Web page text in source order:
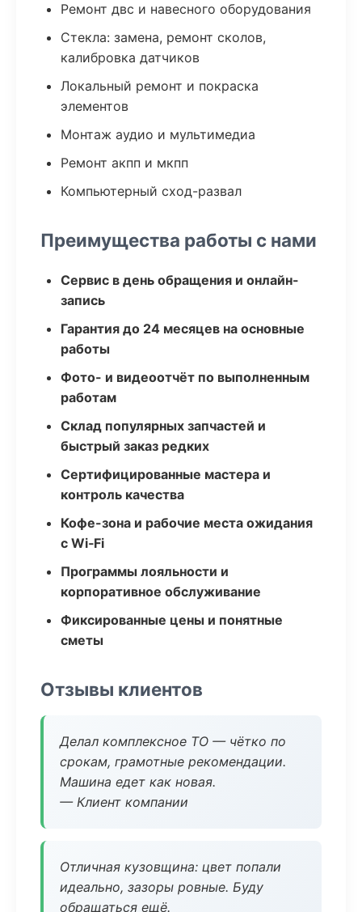
Ремонт двс и навесного оборудования
Стекла: замена, ремонт сколов,
калибровка датчиков
Локальный ремонт и покраска
элементов
Монтаж аудио и мультимедиа
Ремонт акпп и мкпп
Компьютерный сход-развал
Преимущества работы с нами
Сервис в день обращения и онлайн-
запись
Гарантия до 24 месяцев на основные
работы
Фото- и видеоотчёт по выполненным
работам
Склад популярных запчастей и
быстрый заказ редких
Сертифицированные мастера и
контроль качества
Кофе-зона и рабочие места ожидания
с Wi‑Fi
Программы лояльности и
корпоративное обслуживание
Фиксированные цены и понятные
сметы
Отзывы клиентов
Делал комплексное ТО — чётко по
срокам, грамотные рекомендации.
Машина едет как новая.
— Клиент компании
Отличная кузовщина: цвет попали
идеально, зазоры ровные. Буду
обращаться ещё.